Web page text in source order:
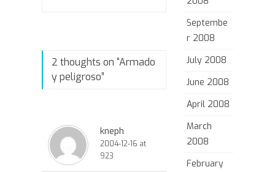
2 thoughts on “Armado
y peligroso”
kneph
2004-12-16 at
923
Septembe
r 2008
July 2008
June 2008
April 2008
March
2008
February